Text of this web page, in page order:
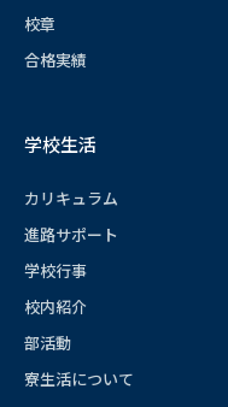
校章
合格実績
学校生活
カリキュラム
進路サポート
学校行事
校内紹介
部活動
寮生活について